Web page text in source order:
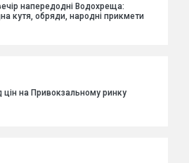
напередодні Водохреща:
кутя, обряди, народні прикмети
цін на Привокзальному ринку